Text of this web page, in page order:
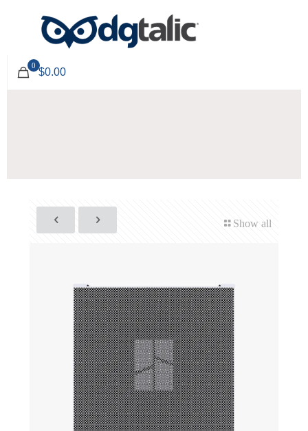
0
$0.00
Show all